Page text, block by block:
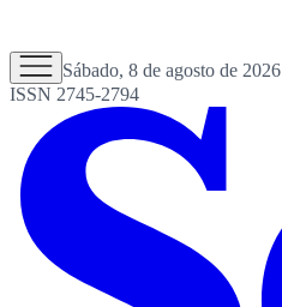
Sábado, 8 de agosto de 2026
ISSN 2745-2794